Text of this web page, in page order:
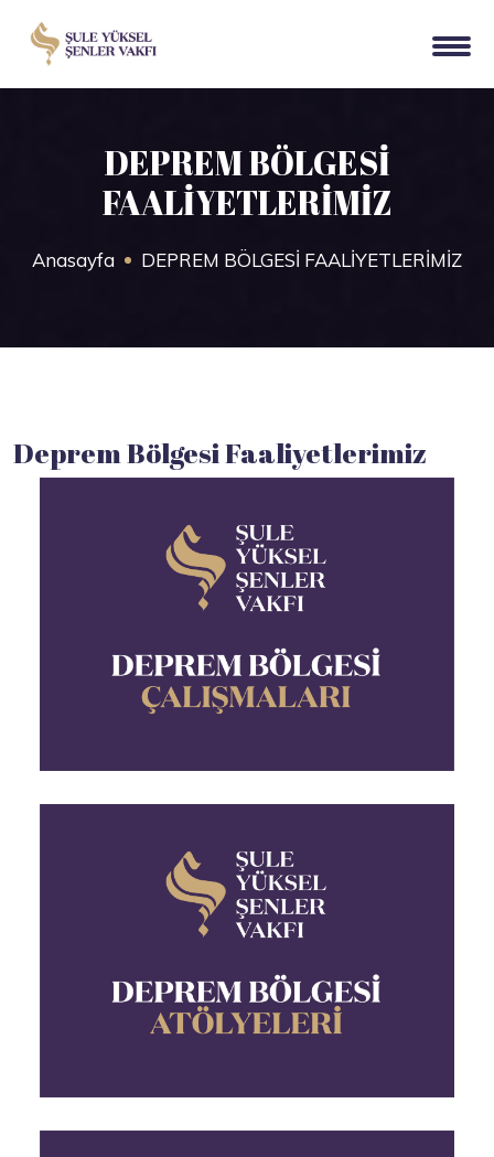
DEPREM BÖLGESİ
FAALİYETLERİMİZ
Anasayfa DEPREM BÖLGESİ FAALİYETLERİMİZ
Deprem Bölgesi Faaliyetlerimiz